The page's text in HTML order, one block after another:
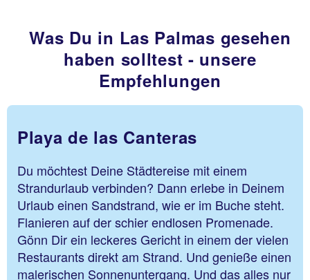
Was Du in Las Palmas gesehen
haben solltest - unsere
Empfehlungen
Playa de las Canteras
Du möchtest Deine Städtereise mit einem
Strandurlaub verbinden? Dann erlebe in Deinem
Urlaub einen Sandstrand, wie er im Buche steht.
Flanieren auf der schier endlosen Promenade.
Gönn Dir ein leckeres Gericht in einem der vielen
Restaurants direkt am Strand. Und genieße einen
malerischen Sonnenuntergang. Und das alles nur